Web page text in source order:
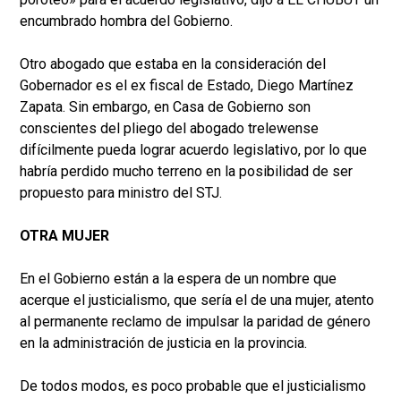
encumbrado hombra del Gobierno.
Otro abogado que estaba en la consideración del
Gobernador es el ex fiscal de Estado, Diego Martínez
Zapata. Sin embargo, en Casa de Gobierno son
conscientes del pliego del abogado trelewense
difícilmente pueda lograr acuerdo legislativo, por lo que
habría perdido mucho terreno en la posibilidad de ser
propuesto para ministro del STJ.
OTRA MUJER
En el Gobierno están a la espera de un nombre que
acerque el justicialismo, que sería el de una mujer, atento
al permanente reclamo de impulsar la paridad de género
en la administración de justicia en la provincia.
De todos modos, es poco probable que el justicialismo